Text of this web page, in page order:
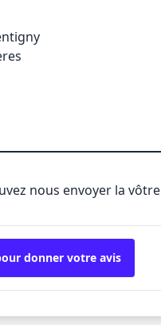
nous envoyer la vôtre
donner votre avis